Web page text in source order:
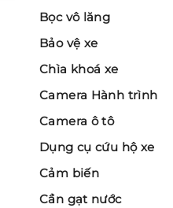
Bọc vô lăng
Bảo vệ xe
Chìa khoá xe
Camera Hành trình
Camera ô tô
Dụng cụ cứu hộ xe
Cảm biến
Cần gạt nước